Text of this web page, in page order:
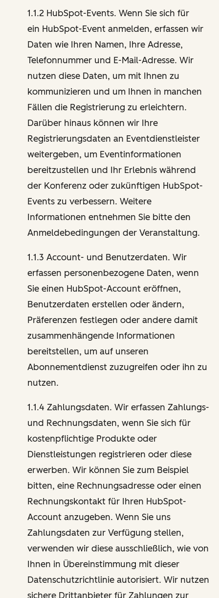
1.1.2 HubSpot-Events. Wenn Sie sich für
ein HubSpot-Event anmelden, erfassen wir
Daten wie Ihren Namen, Ihre Adresse,
Telefonnummer und E-Mail-Adresse. Wir
nutzen diese Daten, um mit Ihnen zu
kommunizieren und um Ihnen in manchen
Fällen die Registrierung zu erleichtern.
Darüber hinaus können wir Ihre
Registrierungsdaten an Eventdienstleister
weitergeben, um Eventinformationen
bereitzustellen und Ihr Erlebnis während
der Konferenz oder zukünftigen HubSpot-
Events zu verbessern. Weitere
Informationen entnehmen Sie bitte den
Anmeldebedingungen der Veranstaltung.
1.1.3 Account- und Benutzerdaten. Wir
erfassen personenbezogene Daten, wenn
Sie einen HubSpot-Account eröffnen,
Benutzerdaten erstellen oder ändern,
Präferenzen festlegen oder andere damit
zusammenhängende Informationen
bereitstellen, um auf unseren
Abonnementdienst zuzugreifen oder ihn zu
nutzen.
1.1.4 Zahlungsdaten. Wir erfassen Zahlungs-
und Rechnungsdaten, wenn Sie sich für
kostenpflichtige Produkte oder
Dienstleistungen registrieren oder diese
erwerben. Wir können Sie zum Beispiel
bitten, eine Rechnungsadresse oder einen
Rechnungskontakt für Ihren HubSpot-
Account anzugeben. Wenn Sie uns
Zahlungsdaten zur Verfügung stellen,
verwenden wir diese ausschließlich, wie von
Ihnen in Übereinstimmung mit dieser
Datenschutzrichtlinie autorisiert. Wir nutzen
sichere Drittanbieter für Zahlungen zur